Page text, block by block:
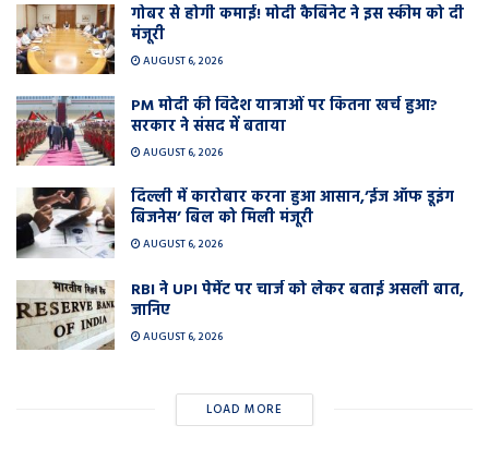
गोबर से होगी कमाई! मोदी कैबिनेट ने इस स्कीम को दी
मंजूरी
AUGUST 6, 2026
PM मोदी की विदेश यात्राओं पर कितना खर्च हुआ?
सरकार ने संसद में बताया
AUGUST 6, 2026
दिल्ली में कारोबार करना हुआ आसान,’ईज ऑफ डूइंग
बिजनेस’ बिल को मिली मंजूरी
AUGUST 6, 2026
RBI ने UPI पेमेंट पर चार्ज को लेकर बताई असली बात,
जानिए
AUGUST 6, 2026
LOAD MORE